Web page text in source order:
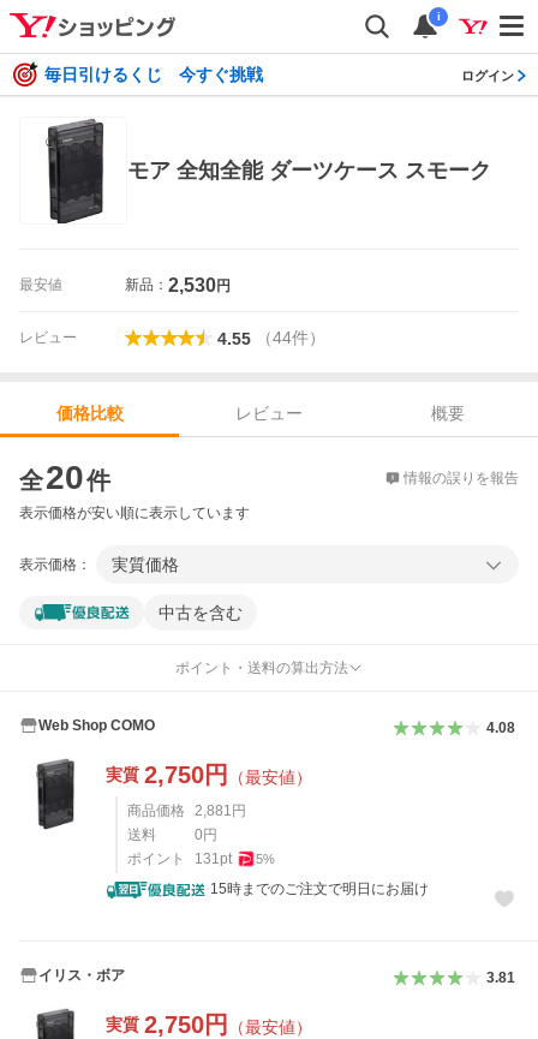
i
毎日引けるくじ 今すぐ挑戦 ログイン
モア 全知全能 ダーツケース スモーク
最安値 新品： 2,530円
レビュー 4.55 （44件）
価格比較 レビュー
概要
全20件 情報の誤りを報告
表示価格が安い順に表示しています
表示価格： 実質価格
中古を含む
ポイント・送料の算出方法
Web Shop COMO 4.08
実質 2,750円 （最安値）
商品価格 2,881 円
送料
0 円
ポイント
131pt 5%
15時までのご注文で明日にお届け
イリス・ボア 3.81
実質 2,750円 （最安値）